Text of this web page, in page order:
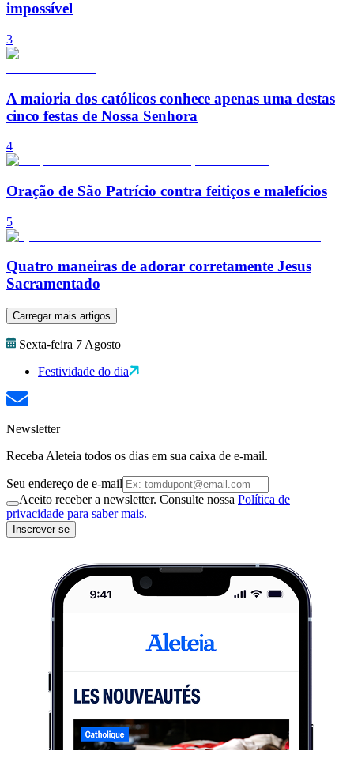
impossível
3
A maioria dos católicos conhece apenas uma destas
cinco festas de Nossa Senhora
4
Oração de São Patrício contra feitiços e malefícios
5
Quatro maneiras de adorar corretamente Jesus
Sacramentado
Carregar mais artigos
Sexta-feira 7 Agosto
Festividade do dia
Newsletter
Receba Aleteia todos os dias em sua caixa de e-mail.
Seu endereço de e-mail
Aceito receber a newsletter. Consulte nossa Política de
privacidade para saber mais.
Inscrever-se